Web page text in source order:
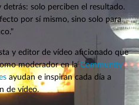
solo perciben el resultado.
por sí mismo, sino solo para
y editor de vídeo aficionado que
moderador en laCommunity
ayudan e inspiran cada día a
de vídeo.